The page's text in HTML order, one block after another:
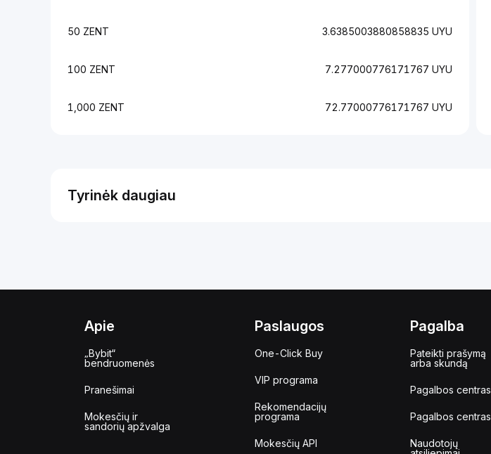
50 ZENT 3.6385003880858835 UYU
100 ZENT 7.277000776171767 UYU
1,000 ZENT 72.77000776171767 UYU
Tyrinėk daugiau
Apie
„Bybit“
bendruomenės
Pranešimai
Mokesčių ir
sandorių apžvalga
Paslaugos
One-Click Buy
VIP programa
Rekomendacijų
programa
Mokesčių API
Pagalba
Pateikti prašymą
arba skundą
Pagalbos centras
Pagalbos centras
Naudotojų